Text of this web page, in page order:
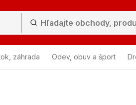
záhrada Odev, obuv a šport